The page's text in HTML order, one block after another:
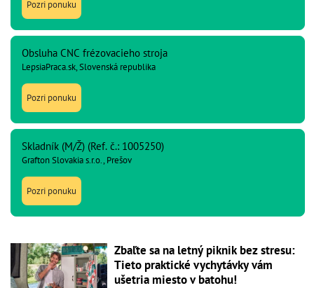
Pozri ponuku
Obsluha CNC frézovacieho stroja
LepsiaPraca.sk, Slovenská republika
Pozri ponuku
Skladník (M/Ž) (Ref. č.: 1005250)
Grafton Slovakia s.r.o., Prešov
Pozri ponuku
Zbaľte sa na letný piknik bez stresu:
Tieto praktické vychytávky vám
ušetria miesto v batohu!